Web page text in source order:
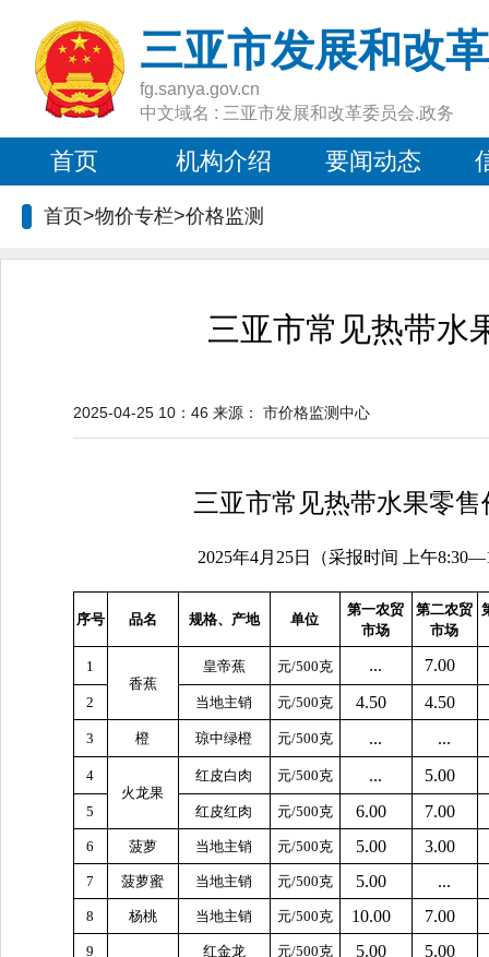
三亚市发展和改
fg.sanya.gov.cn
中文域名 : 三亚市发展和改革委员会.政务
首页 机构介绍 要闻动态
首页>物价专栏>价格监测
三亚市常见热带水
2025-04-25 10：46 来源： 市价格监测中心
三亚市常见热带水果零售
2025年4月25日（采报时间 上午
序号 品名 规格、产地 单位
第一农贸
市场
第二农贸
市场
1
香蕉
皇帝蕉 元/500克 ... 7.00
2 当地主销 元/500克 4.50 4.50
3 橙 琼中绿橙 元/500克 ... ...
4
火龙果
红皮白肉 元/500克 ... 5.00
5 红皮红肉 元/500克 6.00 7.00
6 菠萝 当地主销 元/500克 5.00 3.00
7 菠萝蜜 当地主销 元/500克 5.00 ...
8 杨桃 当地主销 元/500克 10.00 7.00
9 红金龙 元/500克 5.00 5.00